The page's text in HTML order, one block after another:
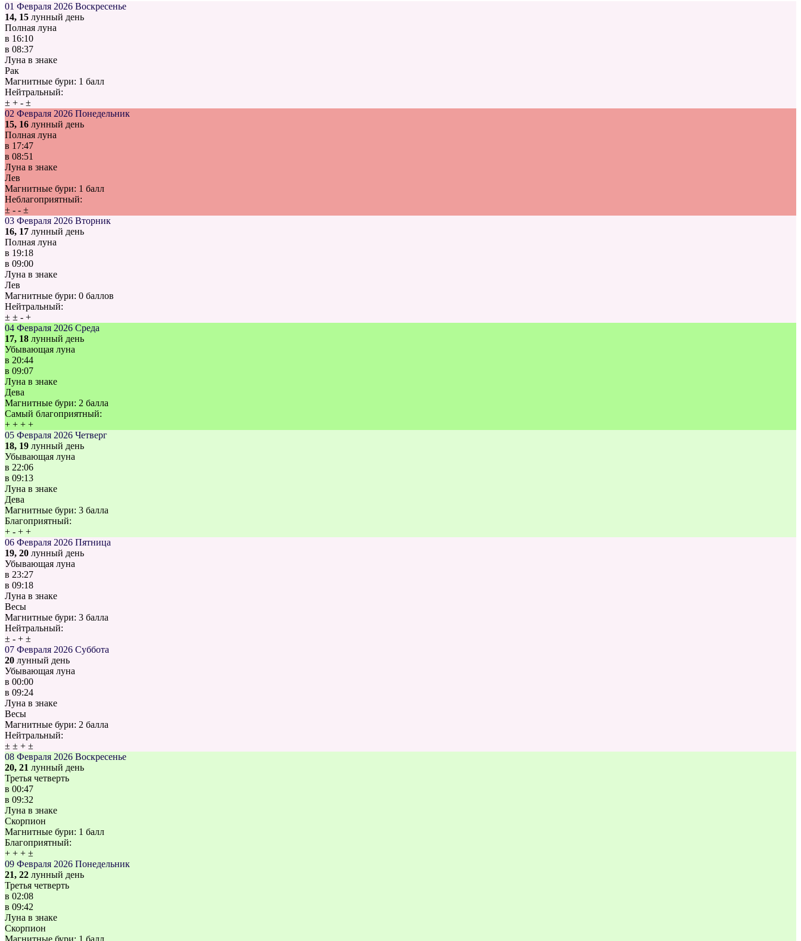
01 Февраля 2026 Воскресенье
14, 15 лунный день
Полная луна
в 16:10
в 08:37
Луна в знаке
Рак
Магнитные бури: 1 балл
Нейтральный:
± + - ±
02 Февраля 2026 Понедельник
15, 16 лунный день
Полная луна
в 17:47
в 08:51
Луна в знаке
Лев
Магнитные бури: 1 балл
Неблагоприятный:
± - - ±
03 Февраля 2026 Вторник
16, 17 лунный день
Полная луна
в 19:18
в 09:00
Луна в знаке
Лев
Магнитные бури: 0 баллов
Нейтральный:
± ± - +
04 Февраля 2026 Среда
17, 18 лунный день
Убывающая луна
в 20:44
в 09:07
Луна в знаке
Дева
Магнитные бури: 2 балла
Самый благоприятный:
+ + + +
05 Февраля 2026 Четверг
18, 19 лунный день
Убывающая луна
в 22:06
в 09:13
Луна в знаке
Дева
Магнитные бури: 3 балла
Благоприятный:
+ - + +
06 Февраля 2026 Пятница
19, 20 лунный день
Убывающая луна
в 23:27
в 09:18
Луна в знаке
Весы
Магнитные бури: 3 балла
Нейтральный:
± - + ±
07 Февраля 2026 Суббота
20 лунный день
Убывающая луна
в 00:00
в 09:24
Луна в знаке
Весы
Магнитные бури: 2 балла
Нейтральный:
± ± + ±
08 Февраля 2026 Воскресенье
20, 21 лунный день
Третья четверть
в 00:47
в 09:32
Луна в знаке
Скорпион
Магнитные бури: 1 балл
Благоприятный:
+ + + ±
09 Февраля 2026 Понедельник
21, 22 лунный день
Третья четверть
в 02:08
в 09:42
Луна в знаке
Скорпион
Магнитные бури: 1 балл